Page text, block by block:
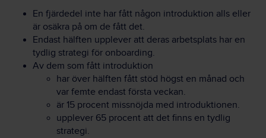
En fjärdedel inte har fått någon introduktion alls eller
är osäkra på om de fått det.
Endast hälften upplever att deras arbetsplats har en
tydlig strategi för onboarding.
Av dem som fått introduktion
har över hälften fått stöd högst en månad och
var femte endast första veckan.
är 15 procent missnöjda med introduktionen.
upplever 65 procent att det finns en tydlig
strategi.